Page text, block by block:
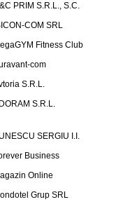
PRIM S.R.L., S.C.
COM SRL
Fitness Club
com
S.R.L.
S.R.L.
SERGIU I.I.
Business
Online
Grup SRL